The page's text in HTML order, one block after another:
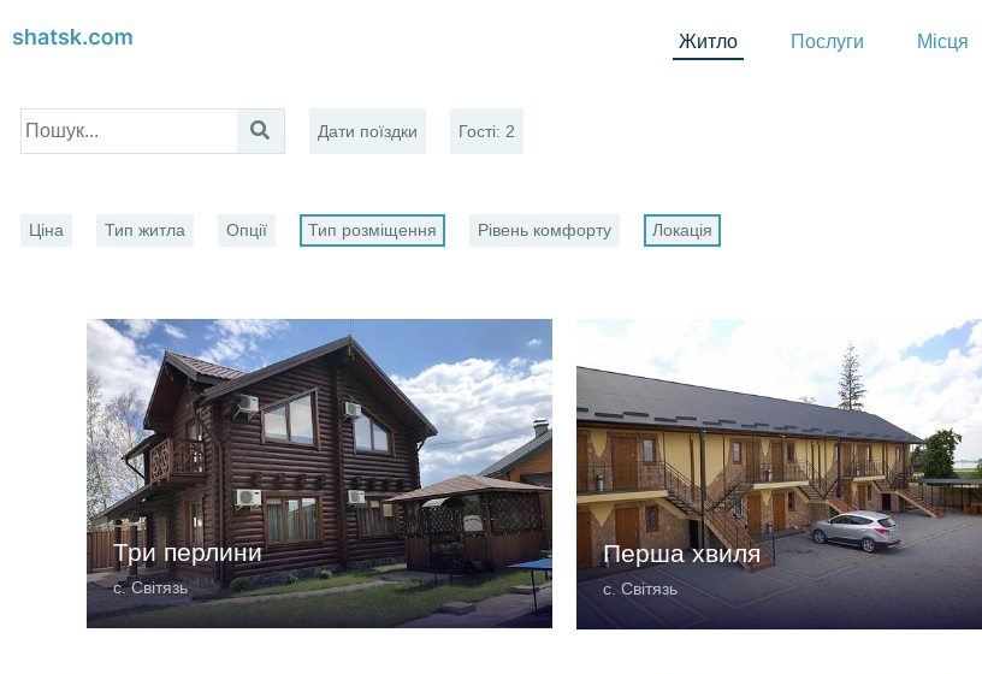
Житло Послуги Місця
Дати поїздки Гості: 2
Ціна Тип житла Опції Тип розміщення Рівень комфорту Локація
Три перлини
с. Світязь
Перша хвиля
с. Світязь